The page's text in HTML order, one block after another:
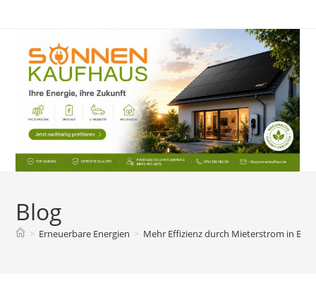
Blog
> Erneuerbare Energien > Mehr Effizienz durch Mieterstrom in Bad